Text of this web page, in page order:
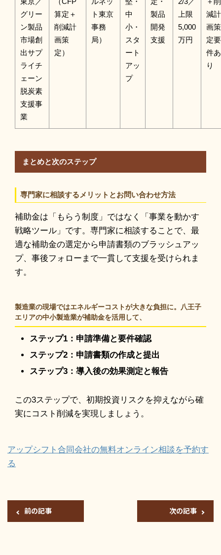
グリー
ン製品
市場創
出サプ
ライチ
ェーン
脱炭素
支援事
業
算定＋
削減計
画策
定）
ト東京
事務
局）
中
小・
スタ
ート
アッ
プ
製品
開発
支援
上限
5,000
万円
減計
画策
定要
件あ
り
まとめと次のステップ
専門家に相談するメリットとお問い合わせ方法
補助金は「もらう制度」ではなく「事業を動かす
戦略ツール」です。専門家に相談することで、最
適な補助金の選定から申請書類のブラッシュアッ
プ、事後フォローまで一貫して支援を受けられま
す。
製造業の現場ではエネルギーコストが大きな負担に。八王子
エリアの中小製造業が補助金を活用して、
ステップ1：申請準備と要件確認
ステップ2：申請書類の作成と提出
ステップ3：導入後の効果測定と報告
この3ステップで、初期投資リスクを抑えながら確
実にコスト削減を実現しましょう。
アップシフト合同会社の無料オンライン相談を予約す
る
前の記事 次の記事